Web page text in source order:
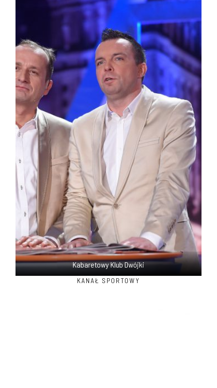
Kabaretowy Klub Dwójki
KANAŁ SPORTOWY